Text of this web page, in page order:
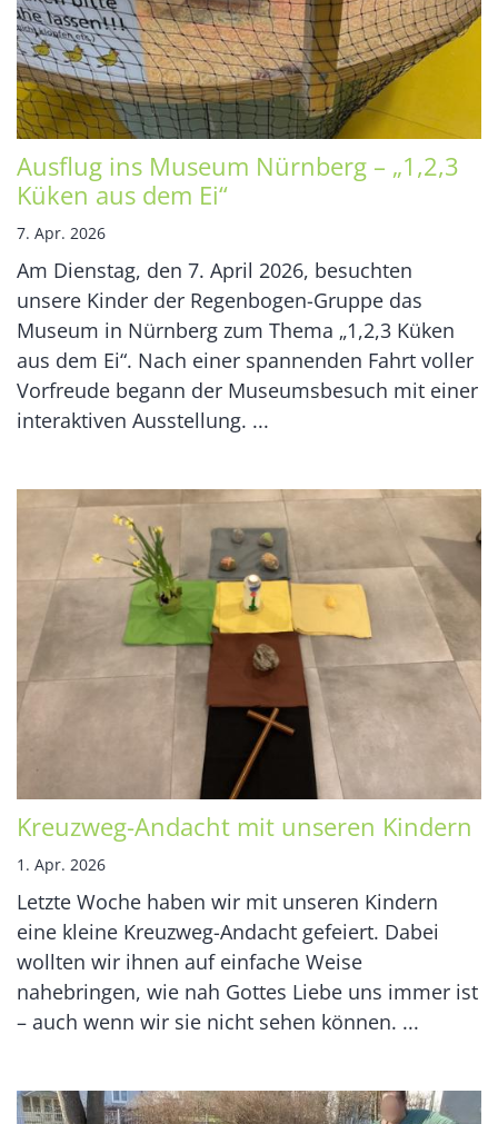
Ausflug ins Museum Nürnberg – „1,2,3
Küken aus dem Ei“
7. Apr. 2026
Am Dienstag, den 7. April 2026, besuchten
unsere Kinder der Regenbogen-Gruppe das
Museum in Nürnberg zum Thema „1,2,3 Küken
aus dem Ei“. Nach einer spannenden Fahrt voller
Vorfreude begann der Museumsbesuch mit einer
interaktiven Ausstellung. ...
Kreuzweg-Andacht mit unseren Kindern
1. Apr. 2026
Letzte Woche haben wir mit unseren Kindern
eine kleine Kreuzweg-Andacht gefeiert. Dabei
wollten wir ihnen auf einfache Weise
nahebringen, wie nah Gottes Liebe uns immer ist
– auch wenn wir sie nicht sehen können. ...